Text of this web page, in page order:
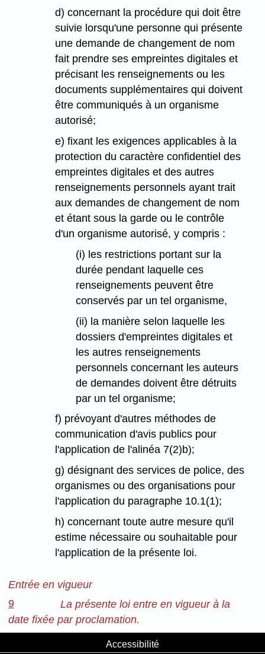
d) concernant la procédure qui doit être
suivie lorsqu'une personne qui présente
une demande de changement de nom
fait prendre ses empreintes digitales et
précisant les renseignements ou les
documents supplémentaires qui doivent
être communiqués à un organisme
autorisé;
e) fixant les exigences applicables à la
protection du caractère confidentiel des
empreintes digitales et des autres
renseignements personnels ayant trait
aux demandes de changement de nom
et étant sous la garde ou le contrôle
d'un organisme autorisé, y compris :
(i) les restrictions portant sur la
durée pendant laquelle ces
renseignements peuvent être
conservés par un tel organisme,
(ii) la manière selon laquelle les
dossiers d'empreintes digitales et
les autres renseignements
personnels concernant les auteurs
de demandes doivent être détruits
par un tel organisme;
f) prévoyant d'autres méthodes de
communication d'avis publics pour
l'application de l'alinéa 7(2)b);
g) désignant des services de police, des
organismes ou des organisations pour
l'application du paragraphe 10.1(1);
h) concernant toute autre mesure qu'il
estime nécessaire ou souhaitable pour
l'application de la présente loi.
Entrée en vigueur
9
La présente loi entre en vigueur à la
date fixée par proclamation.
Accessibilité